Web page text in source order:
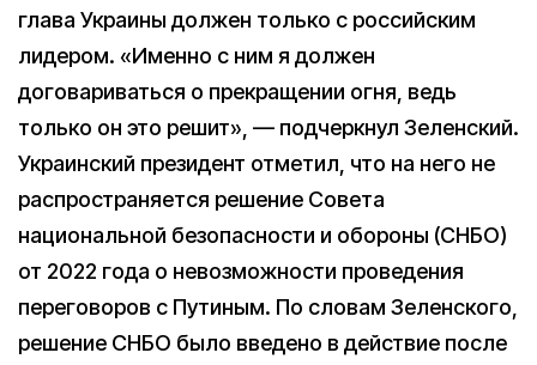
глава Украины должен только с российским
лидером. «Именно с ним я должен
договариваться о прекращении огня, ведь
только он это решит», — подчеркнул Зеленский.
Украинский президент отметил, что на него не
распространяется решение Совета
национальной безопасности и обороны (СНБО)
от 2022 года о невозможности проведения
переговоров с Путиным. По словам Зеленского,
решение СНБО было введено в действие после